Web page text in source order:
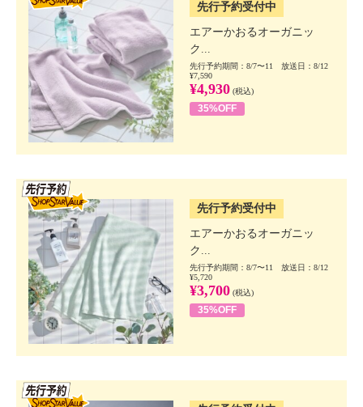
先行予約受付中
エアーかおるオーガニッ
ク...
先行予約期間：8/7〜11 放送日：8/12
¥7,590
¥4,930 (税込)
35%OFF
先行予約受付中
エアーかおるオーガニッ
ク...
先行予約期間：8/7〜11 放送日：8/12
¥5,720
¥3,700 (税込)
35%OFF